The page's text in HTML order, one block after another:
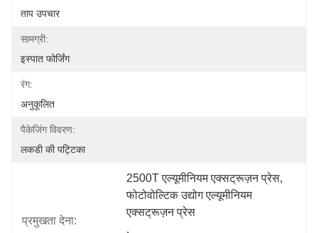
ताप उपचार
सामग्री:
इस्पात फोर्जिंग
रंग:
अनुकूलित
पैकेजिंग विवरण:
लकडी की पट्टिका
प्रमुखता देना:
2500T एल्यूमीनियम एक्सट्रूज़न प्रेस,
फोटोवोल्टिक उद्योग एल्यूमीनियम
एक्सट्रूज़न प्रेस
,